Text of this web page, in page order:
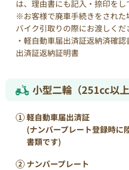
は、理由書にも記入・捺印をし
※お客様で廃車手続きをされた
バイク引取りの際にお渡しくだ
・軽自動車届出済証返納済確
出済証返納証明書
小型二輪（251cc以
軽自動車届出済証
(ナンバープレート登録時に
書類です)
ナンバープレート